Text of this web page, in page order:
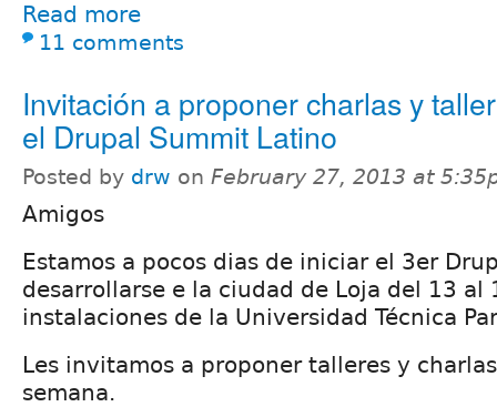
Read more
11 comments
Invitación a proponer charlas y
el Drupal Summit Latino
Posted by drw on February 27, 2013 at
Amigos
Estamos a pocos dias de iniciar el 3er
desarrollarse e la ciudad de Loja del 13 al
instalaciones de la Universidad Técnica
Les invitamos a proponer talleres y
semana.